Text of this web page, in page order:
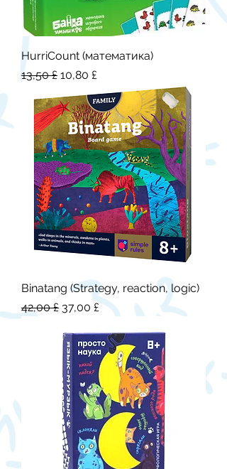
HurriCount (математика)
Обычная цена
13,50 £ Цена со скидкой
10,80 £
Binatang (Strategy, reaction, logic)
Обычная цена
42,00 £ Цена со скидкой
37,00 £